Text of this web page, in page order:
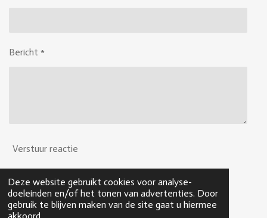
Deze website gebruikt cookies voor analyse-
doeleinden en/of het tonen van advertenties. Door
gebruik te blijven maken van de site gaat u hiermee
Bericht *
Verstuur reactie
Reacties
Er zijn geen reacties geplaatst.